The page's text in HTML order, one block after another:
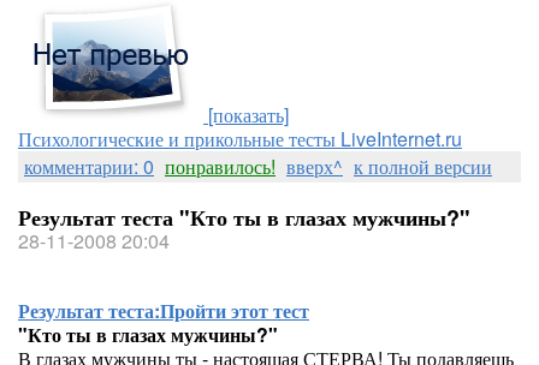
[показать]
Психологические и прикольные тесты LiveInternet.ru
комментарии: 0 понравилось! вверх^ к полной версии
Результат теста "Кто ты в глазах мужчины?"
28-11-2008 20:04
Результат теста:Пройти этот тест
"Кто ты в глазах мужчины?"
В глазах мужчины ты - настоящая СТЕРВА! Ты подавляешь